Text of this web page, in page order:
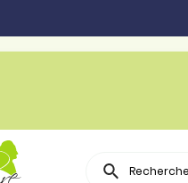
Rechercher